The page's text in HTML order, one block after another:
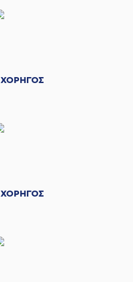
ΧΟΡΗΓΟΣ
ΧΟΡΗΓΟΣ